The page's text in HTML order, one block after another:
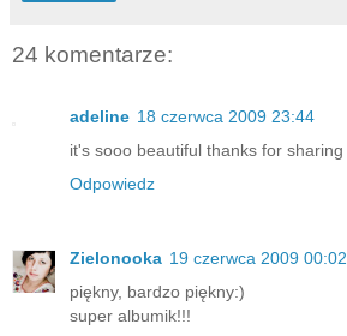
24 komentarze:
adeline 18 czerwca 2009 23:44
it's sooo beautiful thanks for sharing
Odpowiedz
Zielonooka 19 czerwca 2009 00:02
piękny, bardzo piękny:)
super albumik!!!